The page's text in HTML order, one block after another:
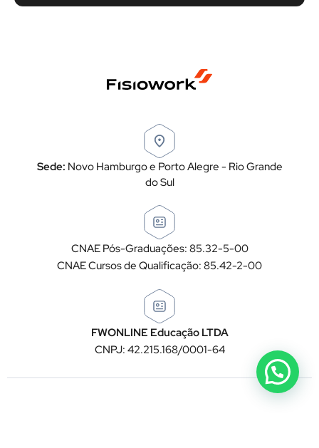
Sede: Novo Hamburgo e Porto Alegre - Rio Grande
do Sul
CNAE Pós-Graduações: 85.32-5-00
CNAE Cursos de Qualificação: 85.42-2-00
FWONLINE Educação LTDA
CNPJ: 42.215.168/0001-64